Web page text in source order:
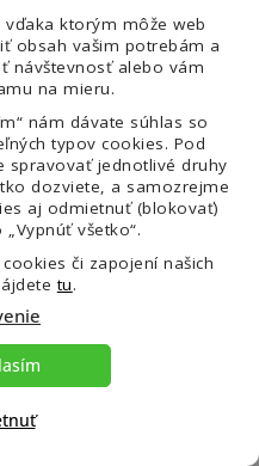
ktorým môže web
obsah vašim potrebám a
návštevnosť alebo vám
na mieru.
nám dávate súhlas so
typov cookies. Pod
spravovať jednotlivé druhy
dozviete, a samozrejme
aj odmietnuť (blokovať)
všetko“.
či zapojení našich
tu.
info@venira.sk
Na vaše správy
odpovedáme každý
pracovný deň do 24 hodín.